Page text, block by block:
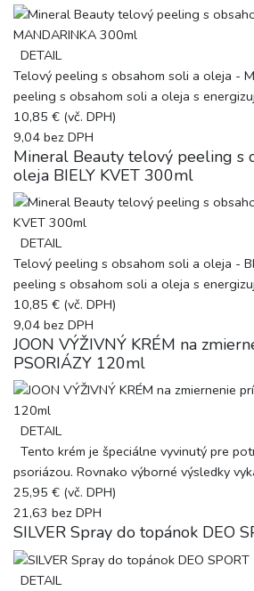
DETAIL
Telový peeling s obsahom soli a oleja -
peeling s obsahom soli a oleja s
10,85 € (vč. DPH)
9,04 bez DPH
Mineral Beauty telový peeling s
oleja BIELY KVET 300ml
DETAIL
Telový peeling s obsahom soli a oleja -
peeling s obsahom soli a oleja s
10,85 € (vč. DPH)
9,04 bez DPH
JOON VÝŽIVNÝ KRÉM na
PSORIÁZY 120ml
DETAIL
Tento krém je špeciálne vyvinutý pre
psoriázou. Rovnako výborné výsledky
25,95 € (vč. DPH)
21,63 bez DPH
SILVER Spray do topánok DEO
DETAIL